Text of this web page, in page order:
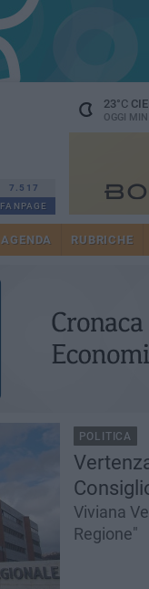
7.517
FANPAGE
23°C
OGGI MIN
AGENDA RUBRICHE
POLITICA
Viviana
Regione"